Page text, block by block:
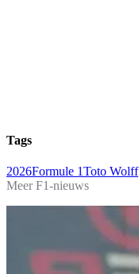
Tags
2026Formule 1Toto Wolff
Meer F1-nieuws